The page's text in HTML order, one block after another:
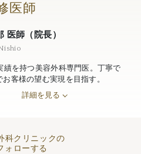
医師
医師（院長）
績を持つ美容外科専門医。丁寧で
客様の望む実現を目指す。
詳細を見る
科クリニックの
ォローする